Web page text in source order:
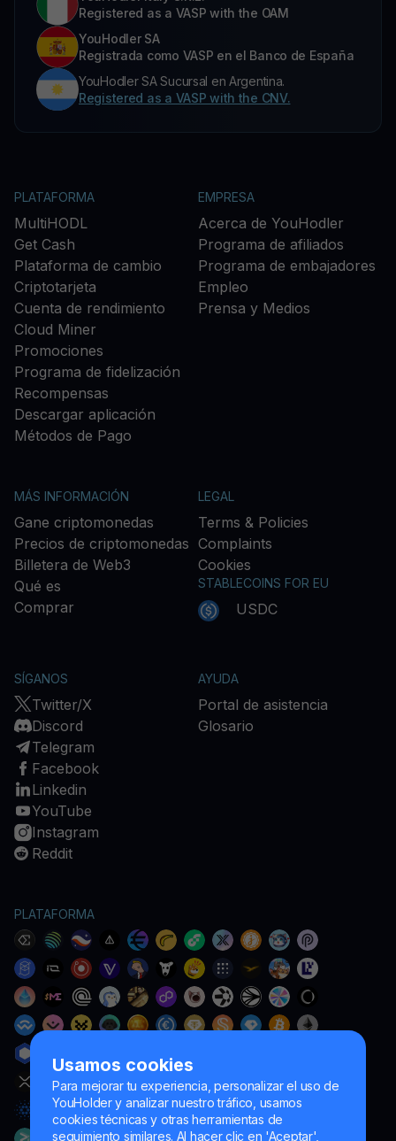
Usamos cookies
Para mejorar tu experiencia, personalizar el uso de
YouHolder y analizar nuestro tráfico, usamos
cookies técnicas y otras herramientas de
seguimiento similares. Al hacer clic en 'Aceptar',
Registered as a VASP with the OAM
YouHodler SA
Registrada como VASP en el Banco de España
YouHodler SA Sucursal en Argentina.
Registered as a VASP with the CNV.
PLATAFORMA
MultiHODL
Get Cash
Plataforma de cambio
Criptotarjeta
Cuenta de rendimiento
Cloud Miner
Promociones
Programa de fidelización
Recompensas
Descargar aplicación
Métodos de Pago
EMPRESA
Acerca de YouHodler
Programa de afiliados
Programa de embajadores
Empleo
Prensa y Medios
MÁS INFORMACIÓN
Gane criptomonedas
Precios de criptomonedas
Billetera de Web3
Qué es
Comprar
LEGAL
Terms & Policies
Complaints
Cookies
STABLECOINS FOR EU
USDC
SÍGANOS
Twitter/X
Discord
Telegram
Facebook
Linkedin
YouTube
Instagram
Reddit
AYUDA
Portal de asistencia
Glosario
PLATAFORMA